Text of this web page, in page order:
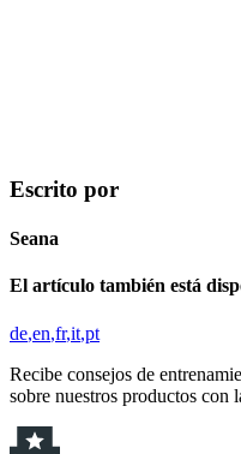
Escrito por
Seana
El artículo también está
de en fr it pt
Recibe consejos de
sobre nuestros productos con